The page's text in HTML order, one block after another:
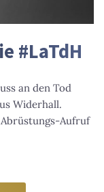
#LaTdH
an den Tod
Widerhall.
Aufruf